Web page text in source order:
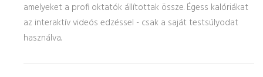
amelyeket a profi oktatók állítottak össze. Égess kalóriákat
az interaktív videós edzéssel - csak a saját testsúlyodat
használva.